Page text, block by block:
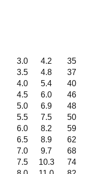
3.0 4.2 35
3.5
4.8 37
4.0
5.4 40
4.5
6.0 46
5.0
6.9 48
5.5
7.5 50
6.0
8.2 59
6.5
8.9 62
7.0
9.7 68
7.5
10.3 74